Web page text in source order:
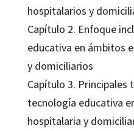
hospitalarios y
Capítulo 2. Enfoque
educativa en ámbitos
y domiciliarios
Capítulo 3. Principales
tecnología educativa
hospitalaria y